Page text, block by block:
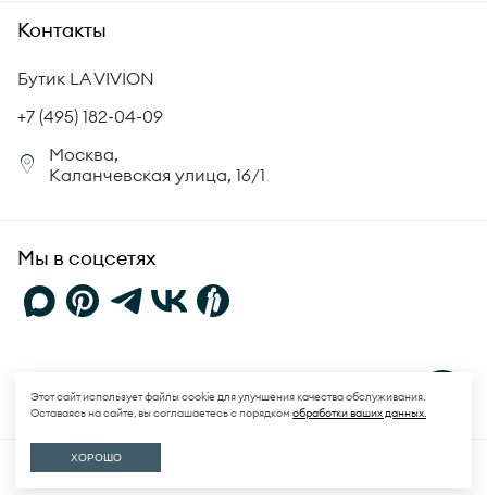
Этот сайт использует файлы cookie для улучшения качества обслуживания.
Оставаясь на сайте, вы соглашаетесь с порядком обработки ваших данных.
ХОРОШО
Комплект документов
Политика возврата
Сертификация бриллиантов
Юридическая информация
СМИ о нас
Корпоративный портал
Академия LA VIVION
Статьи
Контакты
Бутик LA VIVION
+7 (495) 182-04-09
Москва,
Каланчевская улица, 16/1
Мы в соцсетях
© 2026 LA VIVION. Все права защищены.
иПользовательское соглашение